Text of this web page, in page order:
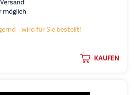
Versand
möglich
– wird für Sie bestellt!
KAUFEN